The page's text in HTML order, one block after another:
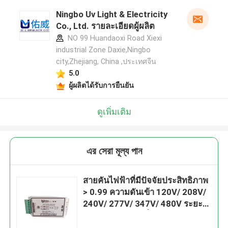
Ningbo Uv Light & Electricity
Co., Ltd. รายละเอียดผู้ผลิต
NO 99 Huandaoxi Road Xiexi
industrial Zone Daxie,Ningbo
city,Zhejiang, China ,ประเทศจีน
5.0
ผู้ผลิตได้รับการยืนยัน
ดูเพิ่มเติม
এর সেরা মূল্য পান
สายคันไฟฟ้าที่มีปัจจัยประสิทธิภาพ
> 0.99 ความดันเข้า 120V/ 208V/
240V/ 277V/ 347V/ 480V ระยะ